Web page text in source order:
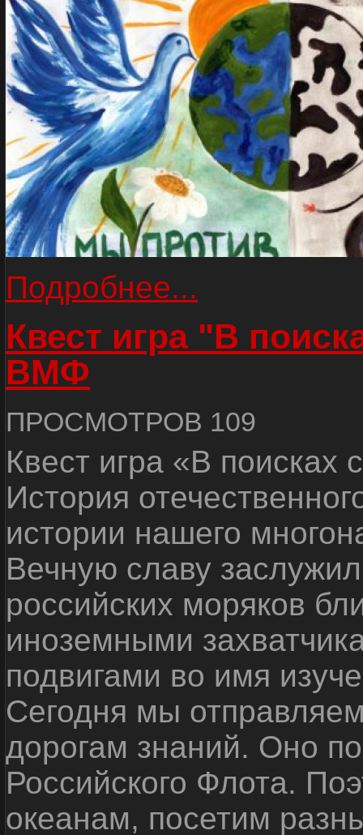
Подробнее...
Квест игра "В
ВМФ
ПРОСМОТРОВ 109
Квест игра «В
История
истории нашего
Вечную славу
российских моряков
иноземными
подвигами во имя
Сегодня мы
дорогам знаний. Оно
Российского Флота.
океанам, посетим